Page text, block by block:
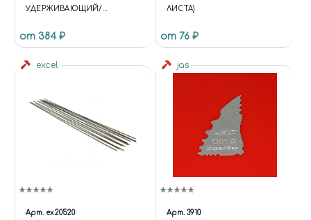
УДЕРЖИВАЮЩИЙ/
ДЛЯ СИЛИКОНОВЫХ ФОРМ
(L) ГОЛУБОЙ
от 384 ₽
ЛИСТА)
от 76 ₽
excel
Арт. ex20520
jas
Арт. 3910